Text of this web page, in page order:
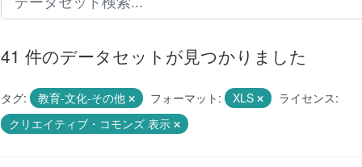
41 件のデータセットが見つかりました
タグ: 教育-文化-その他 フォーマット: XLS
ライセンス:
クリエイティブ・コモンズ 表示